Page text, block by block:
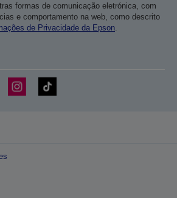
formas de comunicação eletrónica, com
e comportamento na web, como descrito
de Privacidade da Epson